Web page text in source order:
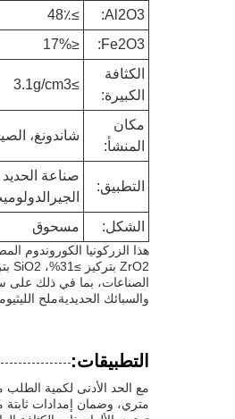
Al2O3:
≥48٪
Fe2O3:
≤17%
الكثافة
الكبيرة:
≥3.1g/cm3
مكان
المنشأ:
شاندونغ،
التطبيق:
صناعة الحديد
الشكل:
مسحوق
الصناعات، بما في ذلك على
والسبائك الحديديةملح
التطبيقات:
متري، وضمان إمدادات ثابتة